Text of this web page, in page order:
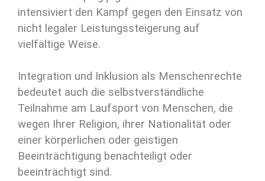
intensiviert den Kampf gegen den Einsatz von
nicht legaler Leistungssteigerung auf
vielfältige Weise.
Integration und Inklusion als Menschenrechte
bedeutet auch die selbstverständliche
Teilnahme am Laufsport von Menschen, die
wegen Ihrer Religion, ihrer Nationalität oder
einer körperlichen oder geistigen
Beeinträchtigung benachteiligt oder
beeinträchtigt sind.